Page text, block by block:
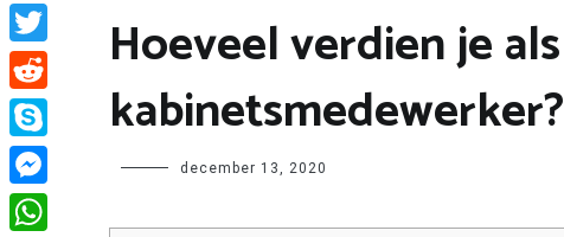
Hoeveel verdien je als
kabinetsmedewerker?
Author december 13, 2020
Facebook
Twitter
Reddit
Skype
Messenger